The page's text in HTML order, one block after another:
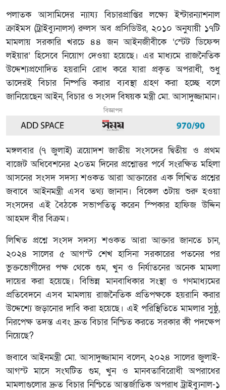
পলাতক আসামিদের ন্যায্য বিচারপ্রাপ্তির লক্ষ্যে ইন্টারন্যাশনাল
ক্রাইমস (ট্রাইব্যুনালস) রুলস অব প্রসিডিউর, ২০১০ অনুযায়ী ১৭টি
মামলায় সরকারি খরচে ৪৪ জন আইনজীবীকে ‘স্টেট ডিফেন্স
লইয়ার’ হিসেবে নিয়োগ দেওয়া হয়েছে। এর মাধ্যমে রাজনৈতিক
উদ্দেশ্যপ্রণোদিত হয়রানি রোধ করে যারা প্রকৃত অপরাধী, শুধু
তাদেরই বিচার নিষ্পত্তি করার ব্যবস্থা গ্রহণ করা হচ্ছে বলে
জানিয়েছেন আইন, বিচার ও সংসদ বিষয়ক মন্ত্রী মো. আসাদুজ্জামান।
বিজ্ঞাপন
মঙ্গলবার (৭ জুলাই) ত্রয়োদশ জাতীয় সংসদের দ্বিতীয় ও প্রথম
বাজেট অধিবেশনের ২০তম দিনের প্রশ্নোত্তর পর্বে সংরক্ষিত মহিলা
আসনের সংসদ সদস্য শওকত আরা আক্তারের এক লিখিত প্রশ্নের
জবাবে আইনমন্ত্রী এসব তথ্য জানান। বিকেল ৩টায় শুরু হওয়া
সংসদের এই বৈঠকে সভাপতিত্ব করেন স্পিকার হাফিজ উদ্দিন
আহমদ বীর বিক্রম।
লিখিত প্রশ্নে সংসদ সদস্য শওকত আরা আক্তার জানতে চান,
২০২৪ সালের ৫ আগস্ট শেখ হাসিনা সরকারের পতনের পর
ভুক্তভোগীদের পক্ষ থেকে গুম, খুন ও নির্যাতনের অনেক মামলা
দায়ের করা হয়েছে। বিভিন্ন মানবাধিকার সংস্থা ও গণমাধ্যমের
প্রতিবেদনে এসব মামলায় রাজনৈতিক প্রতিপক্ষকে হয়রানি করার
উদ্দেশ্যে জড়ানোর দাবি করা হয়েছে। এই পরিস্থিতিতে মামলার সুষ্ঠু,
নিরপেক্ষ তদন্ত এবং দ্রুত বিচার নিশ্চিত করতে সরকার কী পদক্ষেপ
নিয়েছে?
জবাবে আইনমন্ত্রী মো. আসাদুজ্জামান বলেন, ২০২৪ সালের জুলাই-
আগস্ট মাসে সংঘটিত গুম, খুন ও মানবতাবিরোধী অপরাধের
মামলাগুলোর দ্রুত বিচার নিশ্চিতে আন্তর্জাতিক অপরাধ ট্রাইব্যুনাল-১